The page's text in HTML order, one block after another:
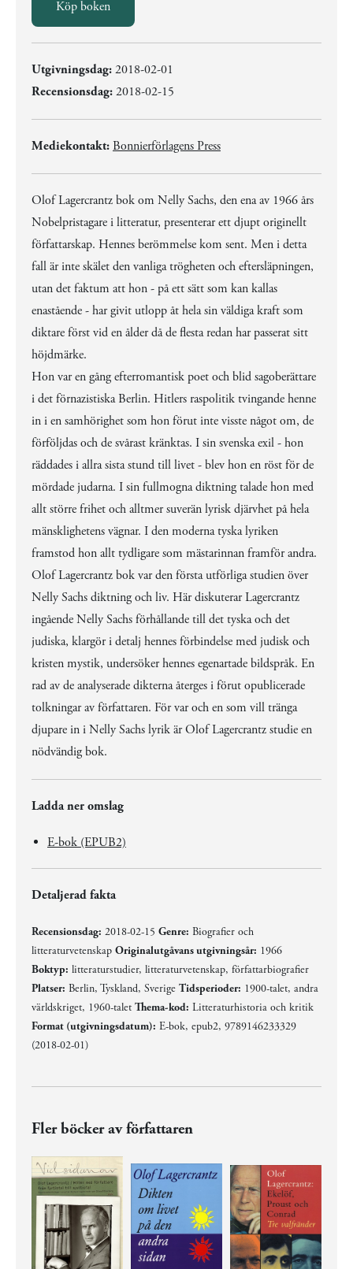
Köp boken
Utgivningsdag:2018-02-01
Recensionsdag:2018-02-15
Mediekontakt: Bonnierförlagens Press
Olof Lagercrantz bok om Nelly Sachs, den ena av 1966 års
Nobelpristagare i litteratur, presenterar ett djupt originellt
författarskap. Hennes berömmelse kom sent. Men i detta
fall är inte skälet den vanliga trögheten och eftersläpningen,
utan det faktum att hon - på ett sätt som kan kallas
enastående - har givit utlopp åt hela sin väldiga kraft som
diktare först vid en ålder då de flesta redan har passerat sitt
höjdmärke.
Hon var en gång efterromantisk poet och blid sagoberättare
i det förnazistiska Berlin. Hitlers raspolitik tvingande henne
in i en samhörighet som hon förut inte visste något om, de
förföljdas och de svårast kränktas. I sin svenska exil - hon
räddades i allra sista stund till livet - blev hon en röst för de
mördade judarna. I sin fullmogna diktning talade hon med
allt större frihet och alltmer suverän lyrisk djärvhet på hela
mänsklighetens vägnar. I den moderna tyska lyriken
framstod hon allt tydligare som mästarinnan framför andra.
Olof Lagercrantz bok var den första utförliga studien över
Nelly Sachs diktning och liv. Här diskuterar Lagercrantz
ingående Nelly Sachs förhållande till det tyska och det
judiska, klargör i detalj hennes förbindelse med judisk och
kristen mystik, undersöker hennes egenartade bildspråk. En
rad av de analyserade dikterna återges i förut opublicerade
tolkningar av författaren. För var och en som vill tränga
djupare in i Nelly Sachs lyrik är Olof Lagercrantz studie en
nödvändig bok.
Ladda ner omslag
E-bok (EPUB2)
Detaljerad fakta
Recensionsdag: 2018-02-15 Genre: Biografier och
litteraturvetenskap Originalutgåvans utgivningsår: 1966
Boktyp: litteraturstudier, litteraturvetenskap, författarbiografier
Platser: Berlin, Tyskland, Sverige Tidsperioder: 1900-talet, andra
världskriget, 1960-talet Thema-kod: Litteraturhistoria och kritik
Format (utgivningsdatum): E-bok, epub2, 9789146233329
(2018-02-01)
Fler böcker av författaren